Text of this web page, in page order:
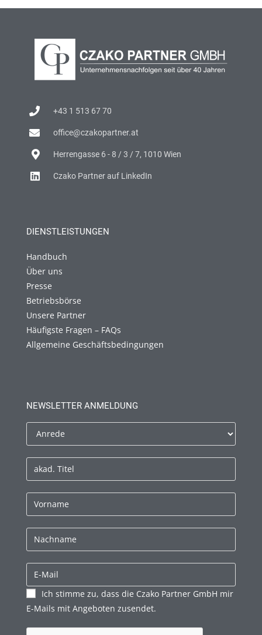
+43 1 513 67 70
office@czakopartner.at
Herrengasse 6 - 8 / 3 / 7, 1010 Wien
Czako Partner auf LinkedIn
DIENSTLEISTUNGEN
Handbuch
Über uns
Presse
Betriebsbörse
Unsere Partner
Häufigste Fragen – FAQs
Allgemeine Geschäftsbedingungen
NEWSLETTER ANMELDUNG
Ich stimme zu, dass die Czako Partner GmbH mir
E-Mails mit Angeboten zusendet.